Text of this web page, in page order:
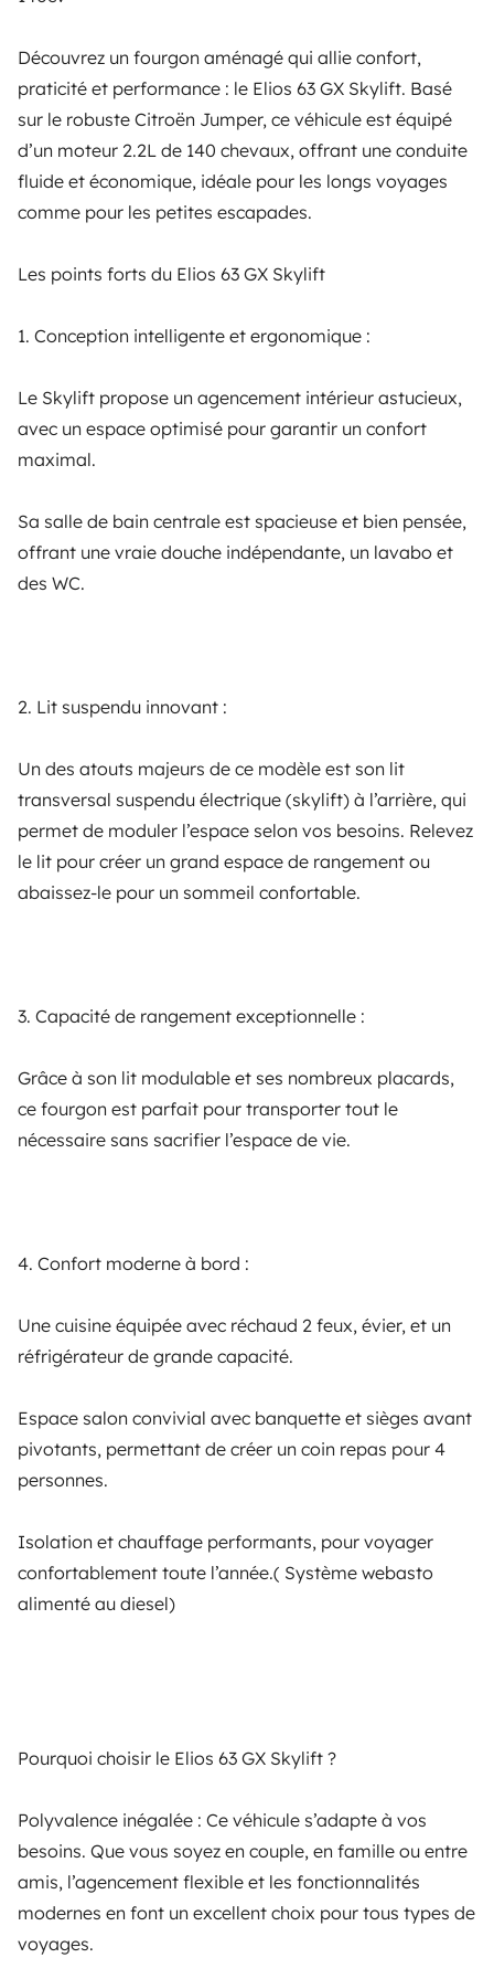
Découvrez un fourgon aménagé qui allie confort,
praticité et performance : le Elios 63 GX Skylift. Basé
sur le robuste Citroën Jumper, ce véhicule est équipé
d’un moteur 2.2L de 140 chevaux, offrant une conduite
fluide et économique, idéale pour les longs voyages
comme pour les petites escapades.
Les points forts du Elios 63 GX Skylift
1. Conception intelligente et ergonomique :
Le Skylift propose un agencement intérieur astucieux,
avec un espace optimisé pour garantir un confort
maximal.
Sa salle de bain centrale est spacieuse et bien pensée,
offrant une vraie douche indépendante, un lavabo et
des WC.
2. Lit suspendu innovant :
Un des atouts majeurs de ce modèle est son lit
transversal suspendu électrique (skylift) à l’arrière, qui
permet de moduler l’espace selon vos besoins. Relevez
le lit pour créer un grand espace de rangement ou
abaissez-le pour un sommeil confortable.
3. Capacité de rangement exceptionnelle :
Grâce à son lit modulable et ses nombreux placards,
ce fourgon est parfait pour transporter tout le
nécessaire sans sacrifier l’espace de vie.
4. Confort moderne à bord :
Une cuisine équipée avec réchaud 2 feux, évier, et un
réfrigérateur de grande capacité.
Espace salon convivial avec banquette et sièges avant
pivotants, permettant de créer un coin repas pour 4
personnes.
Isolation et chauffage performants, pour voyager
confortablement toute l’année.( Système webasto
alimenté au diesel)
Pourquoi choisir le Elios 63 GX Skylift ?
Polyvalence inégalée : Ce véhicule s’adapte à vos
besoins. Que vous soyez en couple, en famille ou entre
amis, l’agencement flexible et les fonctionnalités
modernes en font un excellent choix pour tous types de
voyages.
Pourquoi choisir le Elios 63 GX Skylift ?
Polyvalence inégalée : Ce véhicule s’adapte à vos
besoins. Que vous soyez en couple, en famille ou entre
modernes en font un excellent choix pour tous types de
de 140cv offre une conduite agréable, avec une
consommation maîtrisée et une fiabilité reconnue.
6,36 m, il reste facile à manœuvrer, tout en offrant un
espace de vie spacieux.
fonction de l'ensoleillement et du réglage de puissance
de votre maison il est électrique et fonctionne sous
12v), panneaux solaire permet de recharger les
batteries. Lorsque vous roulez aussi ça recharge il faut
entre 6 et 8h de route , pour bien recharger et bien
évidemment il y a une prise extérieur en 220v
Un réservoir de 100 L d'eau propre et une réservoir de
dépendra de vos besoins .
Autonomie carburant :
> lorraine (Porcelette) en un plein et en empruntant les
Le chauffage et eau chaude sanitaire :
Au gaz, une bouteille de gaz butane grosse capacité
comme celle se trouvant dans les caravanes , est
intégré dans le véhicule, donc pas besoin d'en acheter
Points faibles à noter :
Sa longueur (6,36 m) peut être un défi pour stationner
Sa hauteur (2.87m) un point non négligeable 😅
---
Animais a bordo
Não autorizado
Veículo fumador
Não autorizado
Pacote quilométrico ultrapassado
Caução
Pagamento da caução
Caução gerida pela Yescapa
Montante
Condições de cancelamento
Ver as condições
Opções
Correntes para neve
25,00 € por aluguer
Lugar de levantamento do veículo
La Teste-de-Buch (Cazaux) (33260), França
A morada exata será facultada após confirmação da
Dias de abertura
sexta-feira, sábado, domingo, dia feriado
9 comentáriosde uma reserva verificada
4,89
A carregar...
Sem comentários